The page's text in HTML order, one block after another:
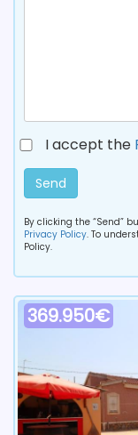
I accept the
Send
By clicking the “Send”
Privacy Policy. To
Policy.
369.950€